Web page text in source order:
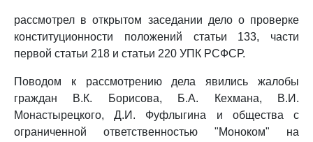
рассмотрел в открытом заседании дело о проверке
конституционности положений статьи 133, части
первой статьи 218 и статьи 220 УПК РСФСР.
Поводом к рассмотрению дела явились жалобы
граждан В.К. Борисова, Б.А. Кехмана, В.И.
Монастырецкого, Д.И. Фуфлыгина и общества с
ограниченной ответственностью "Моноком" на